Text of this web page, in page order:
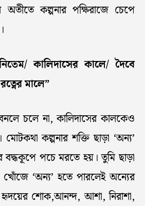
কল্পনার পক্ষিরাজে চেপে
কালিদাসের কালে/ দৈবে
মালে”
চলে না, কালিদাসের কালকেও
কল্পনার শক্তি ছাড়া ‘অন্য’
বদ্ধকূপে পচে মরতে হয়। তুমি ছাড়া
‘অন্য’ হতে পারলেই অন্যের
শোক,আনন্দ, আশা, নিরাশা,